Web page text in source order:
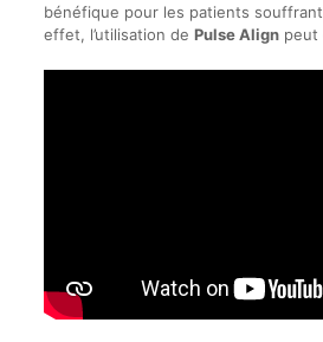
bénéfique pour les patients
effet, l’utilisation de Pulse Alignpeut